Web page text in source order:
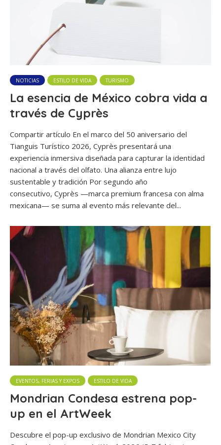
NOTICIAS ESTILO DE VIDA TURISMO
La esencia de México cobra vida a
través de Cyprès
Compartir artículo En el marco del 50 aniversario del
Tianguis Turístico 2026, Cyprès presentará una
experiencia inmersiva diseñada para capturar la identidad
nacional a través del olfato. Una alianza entre lujo
sustentable y tradición Por segundo año
consecutivo, Cyprès —marca premium francesa con alma
mexicana— se suma al evento más relevante del...
EVENTOS, FERIAS Y EXPOS ESTILO DE VIDA
Mondrian Condesa estrena pop-
up en el ArtWeek
Descubre el pop-up exclusivo de Mondrian Mexico City